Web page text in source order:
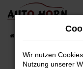
Zum
springen
Wir nutzen
Nutzung unserer